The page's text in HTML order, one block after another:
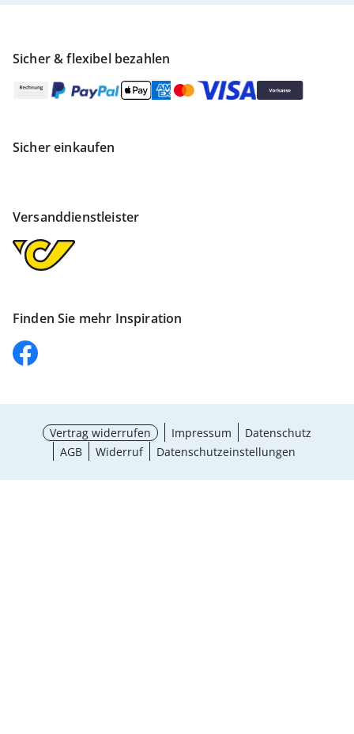
Sicher & flexibel bezahlen
Sicher einkaufen
Versanddienstleister
Finden Sie mehr Inspiration
Vertrag widerrufen Impressum
Datenschutz
AGB
Widerruf Datenschutzeinstellungen